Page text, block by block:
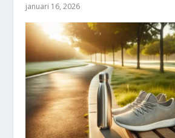
januari 16, 2026